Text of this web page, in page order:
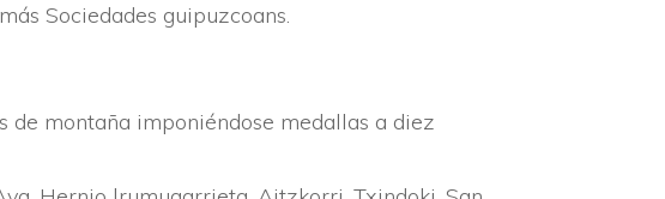
Sociedades guipuz­coans.
de montaña imponiéndose medallas a diez